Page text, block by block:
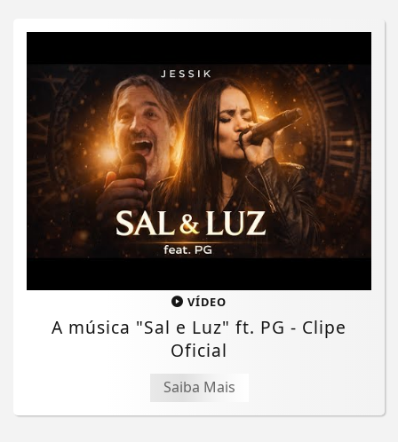
VÍDEO
A música "Sal e Luz" ft. PG - Clipe
Oficial
Saiba Mais